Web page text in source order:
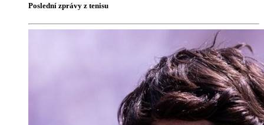
Poslední zprávy z tenisu